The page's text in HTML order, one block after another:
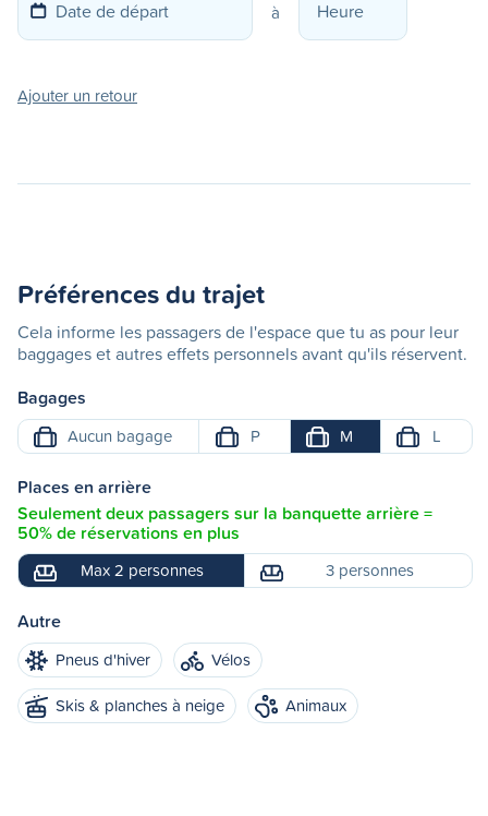
à
Ajouter un retour
Préférences du trajet
Cela informe les passagers de l'espace que tu as pour leur
baggages et autres effets personnels avant qu'ils réservent.
Bagages
Aucun bagage P M L
Places en arrière
Seulement deux passagers sur la banquette arrière =
50% de réservations en plus
Max 2 personnes 3 personnes
Autre
Pneus d'hiver
Vélos
Skis & planches à neige
Animaux